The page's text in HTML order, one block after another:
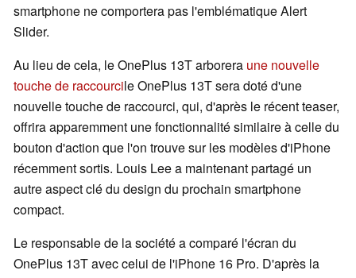
smartphone ne comportera pas l'emblématique Alert
Slider.
Au lieu de cela, le OnePlus 13T arborera une nouvelle
touche de raccourcile OnePlus 13T sera doté d'une
nouvelle touche de raccourci, qui, d'après le récent teaser,
offrira apparemment une fonctionnalité similaire à celle du
bouton d'action que l'on trouve sur les modèles d'iPhone
récemment sortis. Louis Lee a maintenant partagé un
autre aspect clé du design du prochain smartphone
compact.
Le responsable de la société a comparé l'écran du
OnePlus 13T avec celui de l'iPhone 16 Pro. D'après la